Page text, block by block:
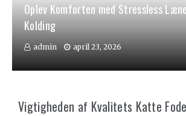
Oplev Komforten med Stressless
Kolding
admin april 23, 2026
Vigtigheden af Kvalitets Katte